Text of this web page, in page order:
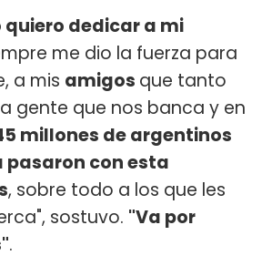
quiero dedicar a mi
me dio la fuerza para
a mis amigos que tanto
gente que nos banca y en
millones de argentinos
pasaron con esta
, sobre todo a los que les
sostuvo. "Va por
.